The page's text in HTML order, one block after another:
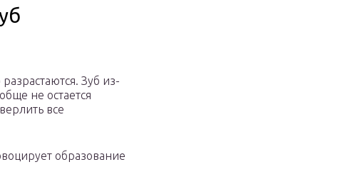
Зуб из-
не остается
все
образование